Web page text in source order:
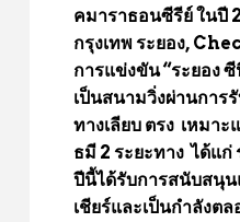
คมาราธอนซีรีย์ ในปี
กรุงเทพ ระยอง,
การแข่งขัน “ระยอง
เป็นสนามวิ่งผ่านกา
ทางเลียบ ตรง เหมา
ธมี 2 ระยะทาง ได้แ
ปีนี้ได้รับการสนับสนุน
เชียร์และเป็นกำลังตล